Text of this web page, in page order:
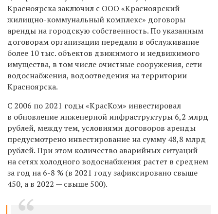
Красноярска заключил с ООО «Красноярский
жилищно-коммунальный комплекс» договоры
аренды на городскую собственность. По указанным
договорам организации передали в обслуживание
более 10 тыс. объектов движимого и недвижимого
имущества, в том числе очистные сооружения, сети
водоснабжения, водоотведения на территории
Красноярска.
С 2006 по 2021 годы «КрасКом» инвестировал
в обновление инженерной инфраструктуры 6,2 млрд
рублей, между тем, условиями договоров аренды
предусмотрено инвестирование на сумму 48,8 млрд
рублей. При этом количество аварийных ситуаций
на сетях холодного водоснабжения растет в среднем
за год на 6-8 % (в 2021 году зафиксировано свыше
450, а в 2022 — свыше 500).